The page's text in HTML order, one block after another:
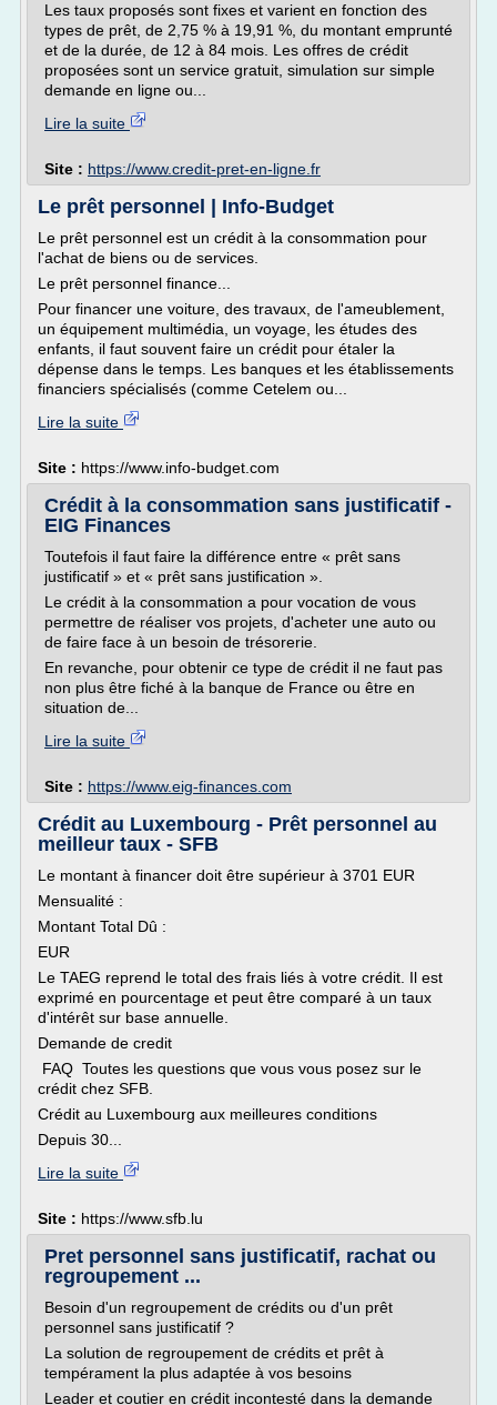
Les taux proposés sont fixes et varient en fonction des
types de prêt, de 2,75 % à 19,91 %, du montant emprunté
et de la durée, de 12 à 84 mois. Les offres de crédit
proposées sont un service gratuit, simulation sur simple
demande en ligne ou...
Lire la suite
Site : https://www.credit-pret-en-ligne.fr
Le prêt personnel | Info-Budget
Le prêt personnel est un crédit à la consommation pour
l'achat de biens ou de services.
Le prêt personnel finance...
Pour financer une voiture, des travaux, de l'ameublement,
un équipement multimédia, un voyage, les études des
enfants, il faut souvent faire un crédit pour étaler la
dépense dans le temps. Les banques et les établissements
financiers spécialisés (comme Cetelem ou...
Lire la suite
Site : https://www.info-budget.com
Crédit à la consommation sans justificatif -
EIG Finances
Toutefois il faut faire la différence entre « prêt sans
justificatif » et « prêt sans justification ».
Le crédit à la consommation a pour vocation de vous
permettre de réaliser vos projets, d'acheter une auto ou
de faire face à un besoin de trésorerie.
En revanche, pour obtenir ce type de crédit il ne faut pas
non plus être fiché à la banque de France ou être en
situation de...
Lire la suite
Site : https://www.eig-finances.com
Crédit au Luxembourg - Prêt personnel au
meilleur taux - SFB
Le montant à financer doit être supérieur à 3701 EUR
Mensualité :
Montant Total Dû :
EUR
Le TAEG reprend le total des frais liés à votre crédit. Il est
exprimé en pourcentage et peut être comparé à un taux
d'intérêt sur base annuelle.
Demande de credit
FAQ Toutes les questions que vous vous posez sur le
crédit chez SFB.
Crédit au Luxembourg aux meilleures conditions
Depuis 30...
Lire la suite
Site : https://www.sfb.lu
Pret personnel sans justificatif, rachat ou
regroupement ...
Besoin d'un regroupement de crédits ou d'un prêt
personnel sans justificatif ?
La solution de regroupement de crédits et prêt à
tempérament la plus adaptée à vos besoins
Leader et coutier en crédit incontesté dans la demande